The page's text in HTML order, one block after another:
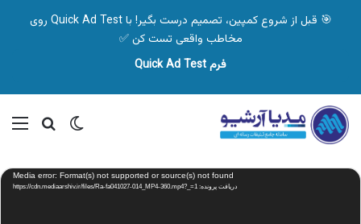
🎯 قبل از شروع کمپین، تصمیم درست بگیر! با Quick Ad Test روی
مخاطب واقعی تست کن ✅
فرم Quick Ad Test
تغییر پوسته
نمایشگر
ویدیو Media error: Format(s) not supported or source(s) not found
دریافت پرونده: https://cdn.mediaarshiv.ir/files/Ra-fa041027-014_MP4-360.mp4?_=1